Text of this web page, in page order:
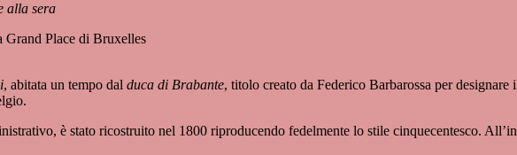
alla sera
, abitata un tempo dal duca di Brabante, titolo creato da Federico Barbarossa per
è stato ricostruito nel 1800 riproducendo fedelmente lo stile cinquecentesco.